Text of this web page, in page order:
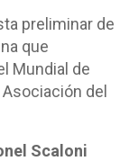
preliminar de
que
Mundial de
del
Scaloni